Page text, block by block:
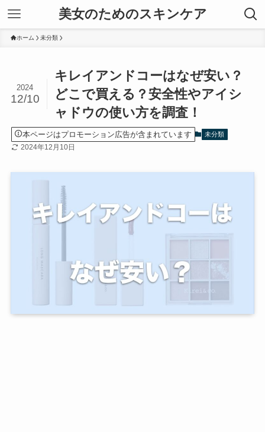
美女のためのスキンケア
ホーム 未分類
キレイアンドコーはなぜ安い？
どこで買える？安全性やアイシ
ャドウの使い方を調査！
2024
12/10
本ページはプロモーション広告が含まれています 未分類
2024年12月10日